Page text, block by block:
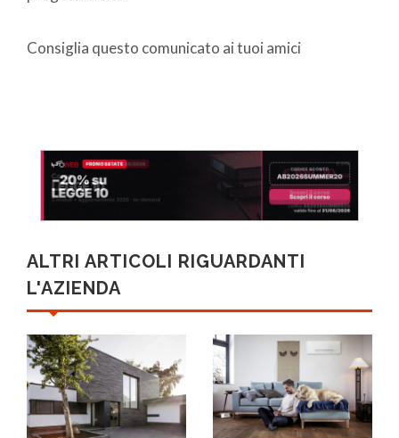
Consiglia questo comunicato ai tuoi amici
ALTRI ARTICOLI RIGUARDANTI
L'AZIENDA